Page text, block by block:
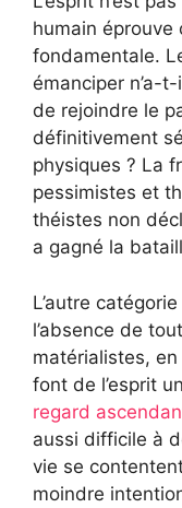
humain éprouve
fondamentale.
émanciper n’a-
de rejoindre le
définitivement
physiques ? La
pessimistes et
théistes non
a gagné la
L’autre
l’absence de
matérialistes,
font de l’esprit
regard
aussi difficile à
vie se
moindre